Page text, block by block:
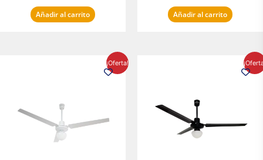
Añadir al carrito Añadir al carrito
¡Oferta!
precio
actual
precio
actual